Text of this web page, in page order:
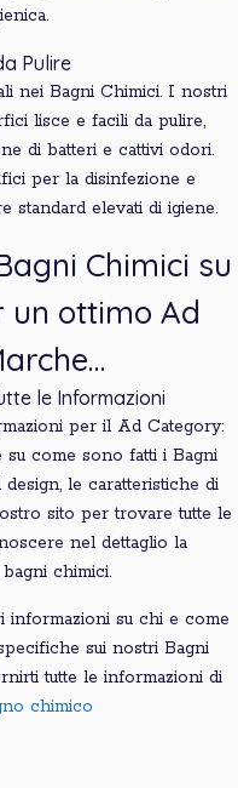
Pulire
nei Bagni Chimici. I nostri
lisce e facili da pulire,
di batteri e cattivi odori.
per la disinfezione e
standard elevati di igiene.
Chimici su
un ottimo Ad
le Informazioni
per il Ad Category:
su come sono fatti i Bagni
le caratteristiche di
sito per trovare tutte le
nel dettaglio la
chimici.
informazioni su chi e come
sui nostri Bagni
tutte le informazioni di
chimico